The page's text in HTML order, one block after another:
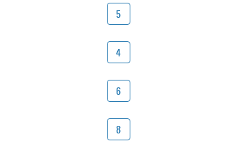
5
4
6
8